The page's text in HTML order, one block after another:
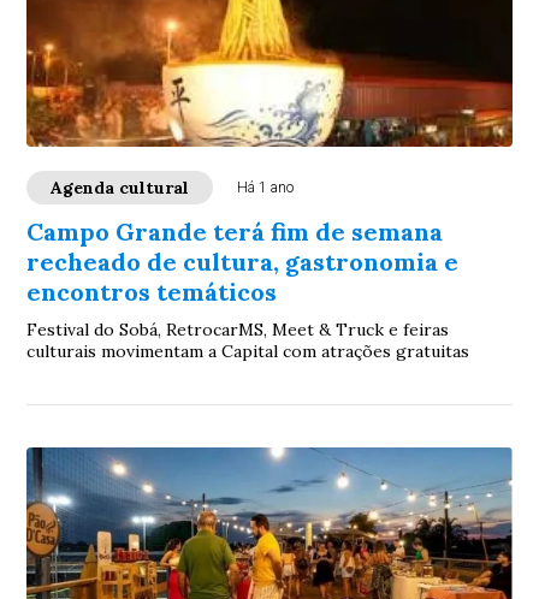
Agenda cultural Há 1 ano
Campo Grande terá fim de semana
recheado de cultura, gastronomia e
encontros temáticos
Festival do Sobá, RetrocarMS, Meet & Truck e feiras
culturais movimentam a Capital com atrações gratuitas